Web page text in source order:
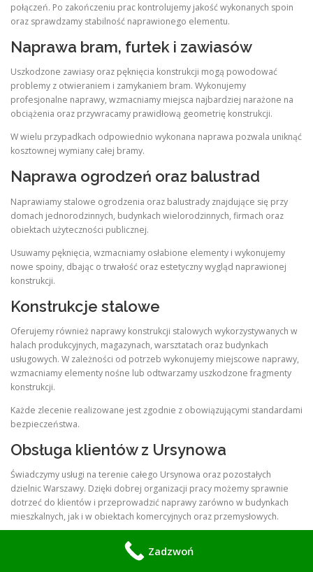
połączeń. Po zakończeniu prac kontrolujemy jakość wykonanych spoin
oraz sprawdzamy stabilność naprawionego elementu.
Naprawa bram, furtek i zawiasów
Uszkodzone zawiasy oraz pęknięcia konstrukcji mogą powodować
problemy z otwieraniem i zamykaniem bram. Wykonujemy
profesjonalne naprawy, wzmacniamy miejsca najbardziej narażone na
obciążenia oraz przywracamy prawidłową geometrię konstrukcji.
W wielu przypadkach odpowiednio wykonana naprawa pozwala uniknąć
kosztownej wymiany całej bramy.
Naprawa ogrodzeń oraz balustrad
Naprawiamy stalowe ogrodzenia oraz balustrady znajdujące się przy
domach jednorodzinnych, budynkach wielorodzinnych, firmach oraz
obiektach użyteczności publicznej.
Usuwamy pęknięcia, wzmacniamy osłabione elementy i wykonujemy
nowe spoiny, dbając o trwałość oraz estetyczny wygląd naprawionej
konstrukcji.
Konstrukcje stalowe
Oferujemy również naprawy konstrukcji stalowych wykorzystywanych w
halach produkcyjnych, magazynach, warsztatach oraz budynkach
usługowych. W zależności od potrzeb wykonujemy miejscowe naprawy,
wzmacniamy elementy nośne lub odtwarzamy uszkodzone fragmenty
konstrukcji.
Każde zlecenie realizowane jest zgodnie z obowiązującymi standardami
bezpieczeństwa.
Obsługa klientów z Ursynowa
Świadczymy usługi na terenie całego Ursynowa oraz pozostałych
dzielnic Warszawy. Dzięki dobrej organizacji pracy możemy sprawnie
dotrzeć do klientów i przeprowadzić naprawy zarówno w budynkach
mieszkalnych, jak i w obiektach komercyjnych oraz przemysłowych.
Realizujemy zlecenia dla właścicieli domów, administratorów
nieruchomości, wspólnot mieszkaniowych, sklepów, warsztatów oraz
Zadzwoń